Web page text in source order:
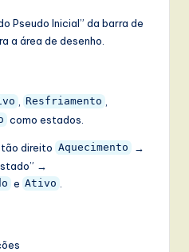
Pseudo Inicial” da barra de
a área de desenho.
Resfriamento
como estados.
direito Aquecimento
→
→
e Ativo